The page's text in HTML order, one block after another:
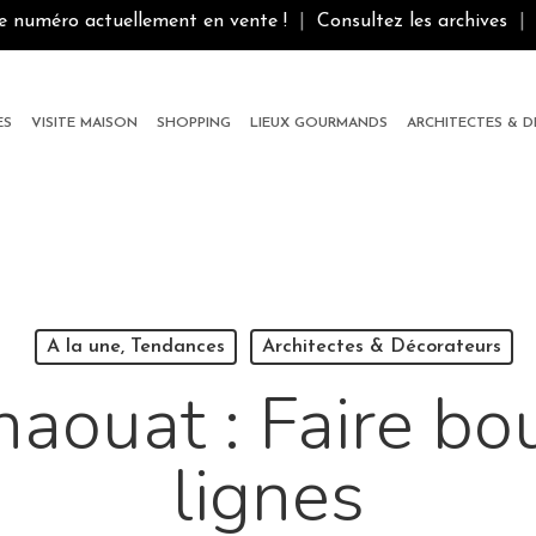
numéro actuellement en vente ! Consultez les archives
VISITE MAISON SHOPPING LIEUX GOURMANDS ARCHITECTES &
A la une, Tendances Architectes & Décorateurs
: Faire
lignes